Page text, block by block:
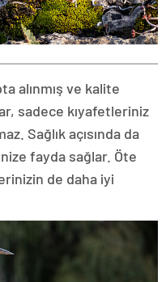
alınmış ve kalite
sadece kıyafetleriniz
Sağlık açısında da
fayda sağlar. Öte
de daha iyi